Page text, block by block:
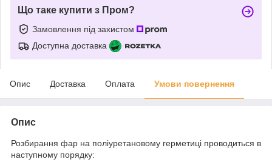
Що таке купити з Пром?
Замовлення під захистом
Доступна доставка
Опис Доставка Оплата Умови повернення
Опис
Розбирання фар на поліуретановому герметиці проводиться в
наступному порядку: